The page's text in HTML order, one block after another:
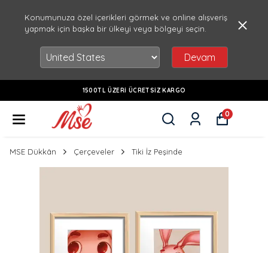
Konumunuza özel içerikleri görmek ve online alışveriş
yapmak için başka bir ülkeyi veya bölgeyi seçin.
Devam
1500TL ÜZERI ÜCRETSIZ KARGO
0
MSE Dükkân Çerçeveler Tiki İz Peşinde